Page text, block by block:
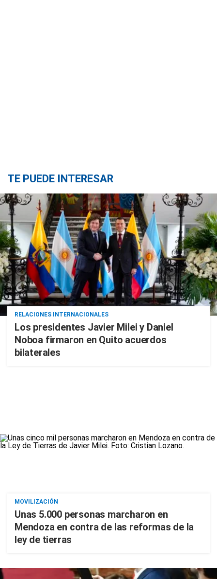
TE PUEDE INTERESAR
RELACIONES INTERNACIONALES
Los presidentes Javier Milei y Daniel
Noboa firmaron en Quito acuerdos
bilaterales
MOVILIZACIÓN
Unas 5.000 personas marcharon en
Mendoza en contra de las reformas de la
ley de tierras